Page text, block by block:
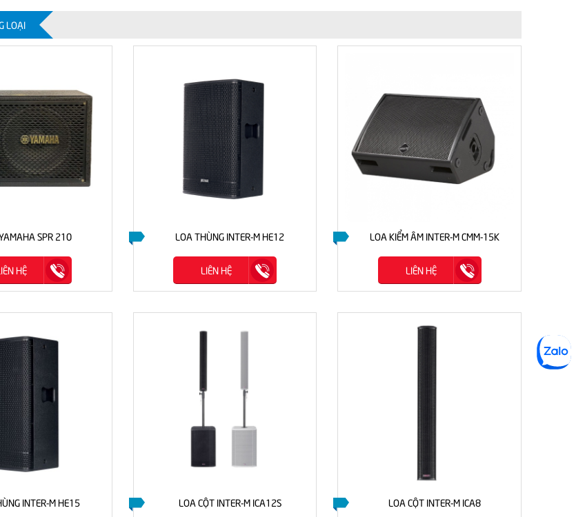
LOẠI
SPR 210
HỆ
INTER-M HE15
LOA THÙNG INTER-M HE12
LIÊN HỆ
LOA CỘT INTER-M ICA12S
LOA KIỂM ÂM INTER-M CMM-15K
LIÊN HỆ
LOA CỘT INTER-M ICA8